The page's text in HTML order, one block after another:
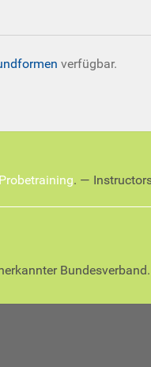
verfügbar.
. —
Bundesverband.